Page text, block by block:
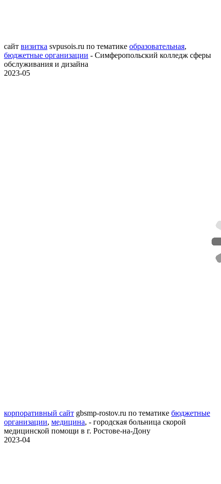
сайт визитка svpusois.ru по тематике образовательная,
бюджетные организации - Симферопольский колледж сферы
обслуживания и дизайна
2023-05
корпоративный сайт gbsmp-rostov.ru по тематике бюджетные
организации, медицина, - городская больница скорой
медицинской помощи в г. Ростове-на-Дону
2023-04